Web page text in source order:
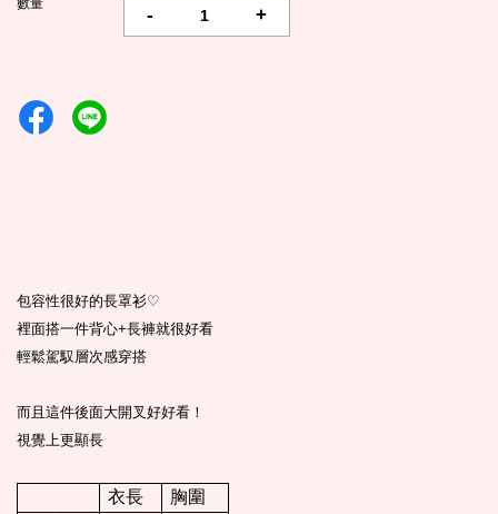
數量
- +
包容性很好的長罩衫♡
裡面搭一件背心+長褲就很好看
輕鬆駕馭層次感穿搭
而且這件後面大開叉好好看！
視覺上更顯長
衣長
胸圍